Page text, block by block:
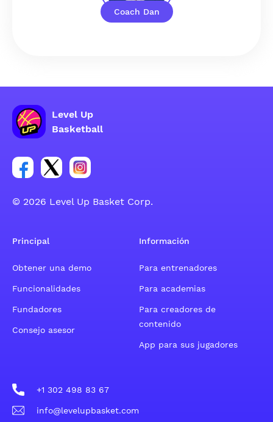
Coach Dan
Level Up
Basketball
Enlace para el grupo social de la cuenta de Facebook
Enlace para el grupo social de la cuenta de
Enlace para el grupo social de la cuenta
© 2026 Level Up Basket Corp.
Principal
Obtener una demo
Funcionalidades
Fundadores
Consejo asesor
Información
Para entrenadores
Para academias
Para creadores de
contenido
App para sus jugadores
+1 302 498 83 67
info@levelupbasket.com